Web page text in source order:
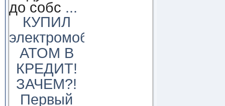
до собс ...
КУПИЛ
электромобиль
АТОМ В
КРЕДИТ!
ЗАЧЕМ?!
Первый